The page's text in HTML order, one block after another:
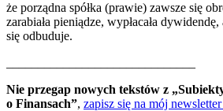
że porządna spółka (prawie) zawsze się
zarabiała pieniądze, wypłacała
się odbuduje.
Nie przegap nowych tekstów z
o Finansach”, zapisz się na mój